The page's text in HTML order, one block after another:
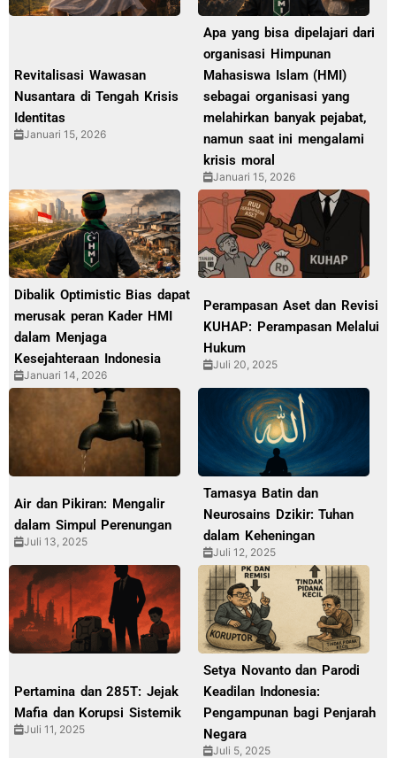
Revitalisasi Wawasan
Nusantara di Tengah Krisis
Identitas
Januari 15, 2026
Apa yang bisa dipelajari dari
organisasi Himpunan
Mahasiswa Islam (HMI)
sebagai organisasi yang
melahirkan banyak pejabat,
namun saat ini mengalami
krisis moral
Januari 15, 2026
Dibalik Optimistic Bias dapat
merusak peran Kader HMI
dalam Menjaga
Kesejahteraan Indonesia
Januari 14, 2026
Perampasan Aset dan Revisi
KUHAP: Perampasan Melalui
Hukum
Juli 20, 2025
Air dan Pikiran: Mengalir
dalam Simpul Perenungan
Juli 13, 2025
Tamasya Batin dan
Neurosains Dzikir: Tuhan
dalam Keheningan
Juli 12, 2025
Pertamina dan 285T: Jejak
Mafia dan Korupsi Sistemik
Juli 11, 2025
Setya Novanto dan Parodi
Keadilan Indonesia:
Pengampunan bagi Penjarah
Negara
Juli 5, 2025